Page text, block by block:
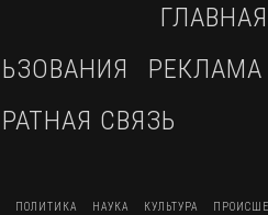
ГЛАВНАЯ
РЕКЛАМА
СВЯЗЬ
ПОЛИТИКА НАУКА КУЛЬТУРА